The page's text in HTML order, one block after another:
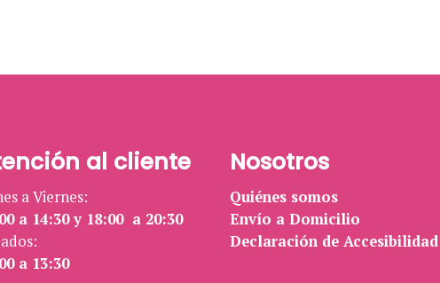
al cliente
a Viernes:
a 14:30 y 18:00 a 20:30
a 13:30
Nosotros
Quiénes somos
Envío a Domicilio
Declaración de Accesibilidad